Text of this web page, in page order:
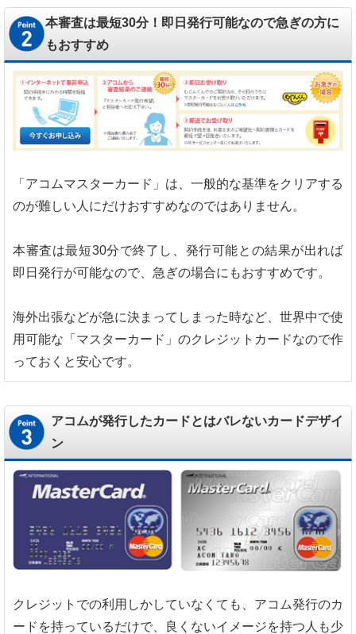
本審査は最短30分！即日発行可能なので急ぎの方に
もおすすめ
「アコムマスターカード」は、一般的な基準をクリアする
のが難しい人にだけおすすめなのではありません。
本審査は最短30分で終了し、発行可能との結果が出れば
即日発行が可能なので、急ぎの場合にもおすすめです。
海外出張などが急に決まってしまった時など、世界中で使
用可能な「マスターカード」のクレジットカードなので作
っておくと安心です。
アコムが発行したカードとはバレないカードデザイ
ン
クレジットでの利用しかしていなくても、アコム発行のカ
ードを持っているだけで、良くないイメージを持つ人も少